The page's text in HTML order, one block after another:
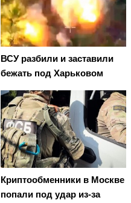
ВСУ разбили и заставили
бежать под Харьковом
Криптообменники в Москве
попали под удар из-за